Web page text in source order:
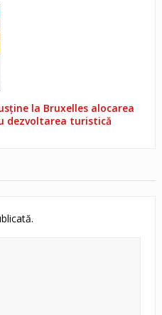
la Bruxelles alocarea
dezvoltarea turistică